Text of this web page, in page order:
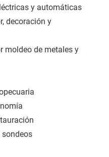
y automáticas
decoración y
moldeo de metales y
sondeos